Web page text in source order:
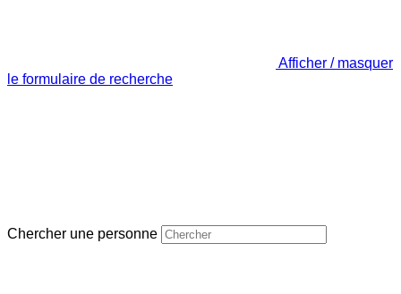
Afficher / masquer
le formulaire de recherche
Chercher une personne